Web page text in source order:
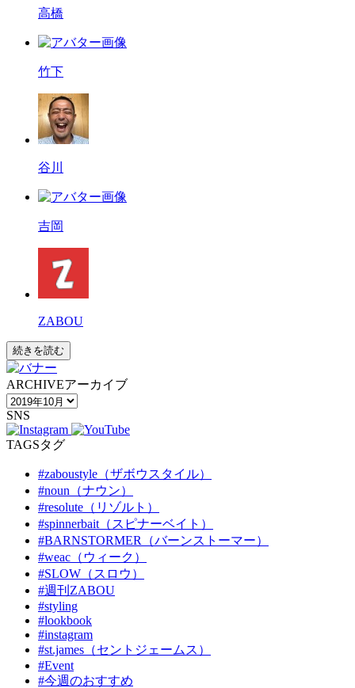
高橋
竹下
谷川
吉岡
ZABOU
続きを読む
ARCHIVEアーカイブ
SNS
TAGSタグ
#zaboustyle（ザボウスタイル）
#noun（ナウン）
#resolute（リゾルト）
#spinnerbait（スピナーベイト）
#BARNSTORMER（バーンストーマー）
#weac（ウィーク）
#SLOW（スロウ）
#週刊ZABOU
#styling
#lookbook
#instagram
#st.james（セントジェームス）
#Event
#今週のおすすめ